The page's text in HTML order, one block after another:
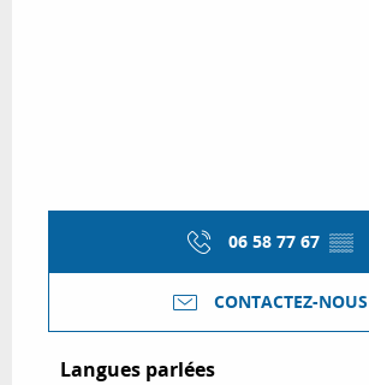
06 58 77 67 ▒▒
CONTACTEZ-NOUS
Langues parlées
Langues parlées